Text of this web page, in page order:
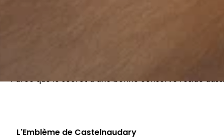
Parce que le secret d’une bonne conserve réside
L'Emblème de Castelnaudary